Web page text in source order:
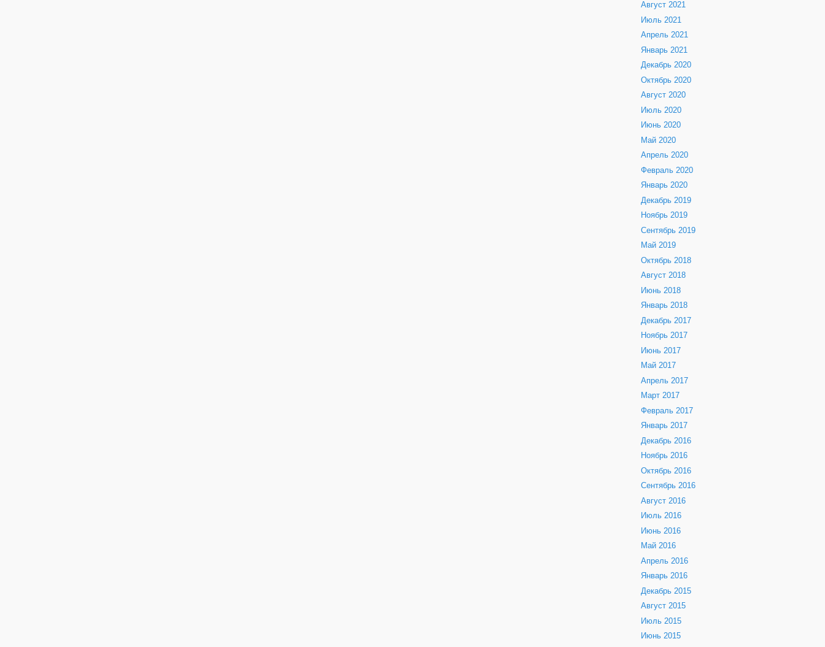
Август 2021
Июль 2021
Апрель 2021
Январь 2021
Декабрь 2020
Октябрь 2020
Август 2020
Июль 2020
Июнь 2020
Май 2020
Апрель 2020
Февраль 2020
Январь 2020
Декабрь 2019
Ноябрь 2019
Сентябрь 2019
Май 2019
Октябрь 2018
Август 2018
Июнь 2018
Январь 2018
Декабрь 2017
Ноябрь 2017
Июнь 2017
Май 2017
Апрель 2017
Март 2017
Февраль 2017
Январь 2017
Декабрь 2016
Ноябрь 2016
Октябрь 2016
Сентябрь 2016
Август 2016
Июль 2016
Июнь 2016
Май 2016
Апрель 2016
Январь 2016
Декабрь 2015
Август 2015
Июль 2015
Июнь 2015